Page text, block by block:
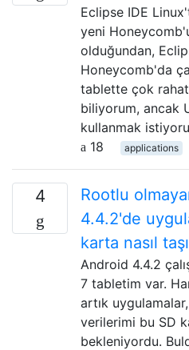
Eclipse IDE
yeni
olduğundan,
Honeycomb'da
tablette çok rahat
biliyorum, ancak
kullanmak
18
applications
4
Rootlu
4.4.2'de
karta nasıl
Android 4.4.2
7 tabletim var.
artık
verilerimi bu SD
bekleniyordu.